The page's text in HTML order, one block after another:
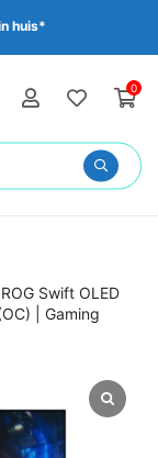
huis*
0
Swift OLED
| Gaming